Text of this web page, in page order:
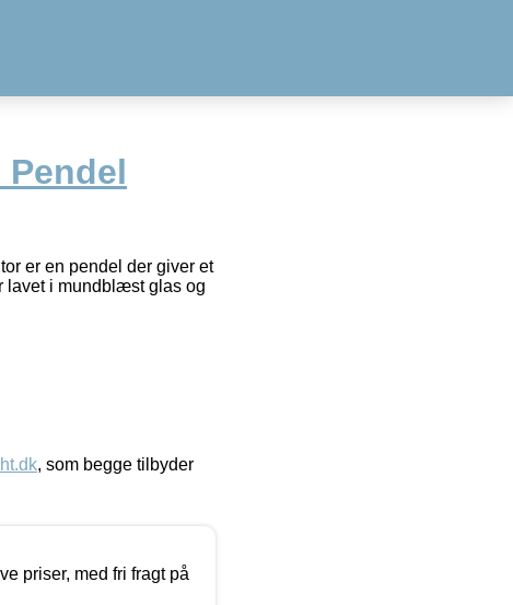
Pendel
er en pendel der giver et
lavet i mundblæst glas og
, som begge tilbyder
priser, med fri fragt på